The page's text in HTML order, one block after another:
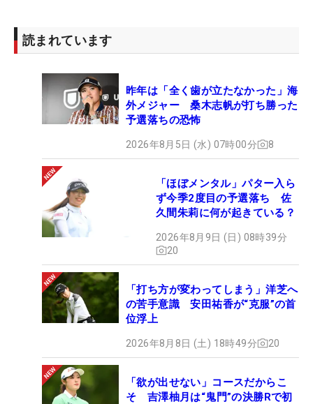
読まれています
昨年は「全く歯が立たなかった」海
外メジャー 桑木志帆が打ち勝った
予選落ちの恐怖
2026年8月5日 (水) 07時00分 8
「ほぼメンタル」パター入ら
ず今季2度目の予選落ち 佐
久間朱莉に何が起きている？
2026年8月9日 (日) 08時39分
20
「打ち方が変わってしまう」洋芝へ
の苦手意識 安田祐香が“克服”の首
位浮上
2026年8月8日 (土) 18時49分 20
「欲が出せない」コースだからこ
そ 吉澤柚月は“鬼門”の決勝Rで初